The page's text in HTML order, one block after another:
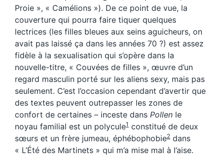
Proie », « Camélions »). De ce point de vue, la
couverture qui pourra faire tiquer quelques
lectrices (les filles bleues aux seins aguicheurs, on
avait pas laissé ça dans les années 70 ?) est assez
fidèle à la sexualisation qui s’opère dans la
nouvelle-titre, « Couvées de filles », œuvre d’un
regard masculin porté sur les aliens sexy, mais pas
seulement. C’est l’occasion cependant d’avertir que
des textes peuvent outrepasser les zones de
confort de certaines – inceste dans Pollen le
noyau familial est un polycule1 constitué de deux
sœurs et un frère jumeau, éphébophobie2 dans
« L’Été des Martinets » qui m’a mise mal à l’aise.